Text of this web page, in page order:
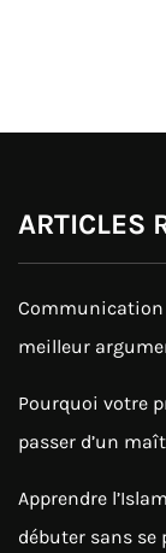
ARTICLES
Communication
meilleur
Pourquoi votre
passer d’un
Apprendre
débuter sans se